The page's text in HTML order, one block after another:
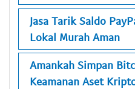
Jasa Tarik Saldo
Lokal Murah Aman
Amankah Simpan
Keamanan Aset